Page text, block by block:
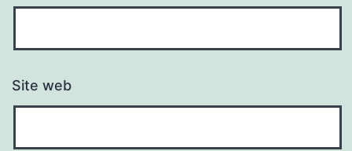
Site web